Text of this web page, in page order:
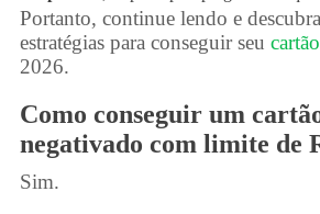
Portanto, continue lendo e
estratégias para conseguir seu
2026.
Como conseguir um
negativado com limite de
Sim.